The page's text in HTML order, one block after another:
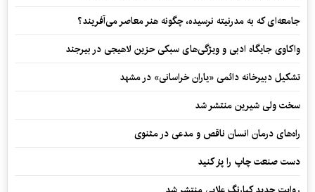
جامعه‌ای که به مدرنیته نرسیده، چگونه هنر معاصر می‌آفریند؟
واکاوی جایگاه ادبی و ویژگی‌های سبکی حزین لاهیجی در بیرجند
تشکیل دبیرخانه دائمی «یاران خراسانی» در مشهد
سخت ولی شیرین منتشر شد
راه‌های درمان انسان ناقص و مدعی در مثنوی
دست صنعت چاپ را پرُ کنید